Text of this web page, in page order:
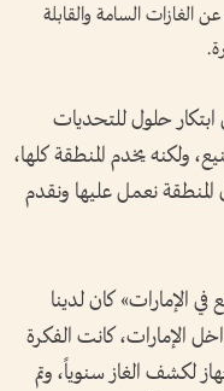
للكشف عن الغازات السامة والقابلة
حلول للتحديات
ولكنه يخدم المنطقة كلها،
نعمل عليها ونقدم
«اصنع في الإمارات» كان لدينا
الإمارات، كانت الفكرة
خطة لإنتاج 50 ألف جهاز لكشف الغاز سنوياً، وتم